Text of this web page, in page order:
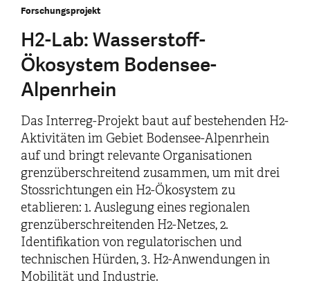
Forschungsprojekt
H2-Lab: Wasserstoff-
Ökosystem Bodensee-
Alpenrhein
Das Interreg-Projekt baut auf bestehenden H2-
Aktivitäten im Gebiet Bodensee-Alpenrhein
auf und bringt relevante Organisationen
grenzüberschreitend zusammen, um mit drei
Stossrichtungen ein H2-Ökosystem zu
etablieren: 1. Auslegung eines regionalen
grenzüberschreitenden H2-Netzes, 2.
Identifikation von regulatorischen und
technischen Hürden, 3. H2-Anwendungen in
Mobilität und Industrie.